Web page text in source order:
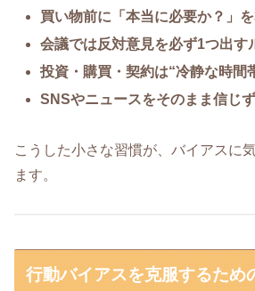
買い物前に「本当に必要か？」
会議では反対意見を必ず1つ出す
投資・購買・契約は“冷静な時間
SNSやニュースをそのまま信じ
こうした小さな習慣が、バイアスに
ます。
行動バイアスを克服するため